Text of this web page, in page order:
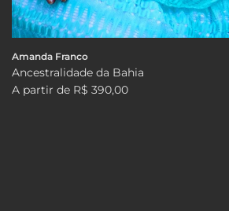
Amanda Franco
Ancestralidade da Bahia
A partir de R$ 390,00